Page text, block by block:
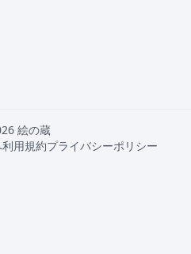
絵の蔵
利用規約プライバシーポリシー